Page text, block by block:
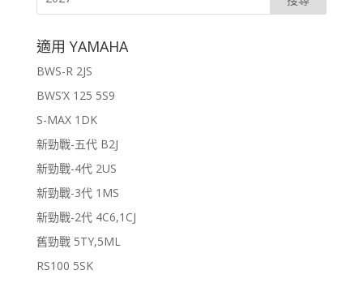
適用 YAMAHA
BWS-R 2JS
BWS’X 125 5S9
S-MAX 1DK
新勁戰-五代 B2J
新勁戰-4代 2US
新勁戰-3代 1MS
新勁戰-2代 4C6,1CJ
舊勁戰 5TY,5ML
RS100 5SK